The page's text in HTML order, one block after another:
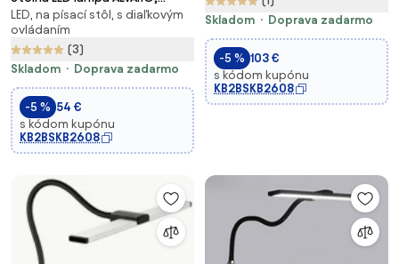
svorka, diaľkový ovládač
LED, na písací stôl, s diaľkovým
ovládaním
(3)
Skladom
Doprava zadarmo
-5 % 54 €
s kódom kupónu
KB2BSKB2608
Skladom
Doprava zadarmo
-5 % 103 €
s kódom kupónu
KB2BSKB2608